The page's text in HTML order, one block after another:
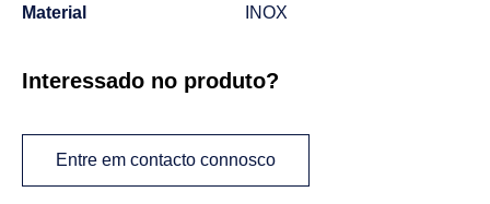
Material INOX
Interessado no produto?
Entre em contacto connosco